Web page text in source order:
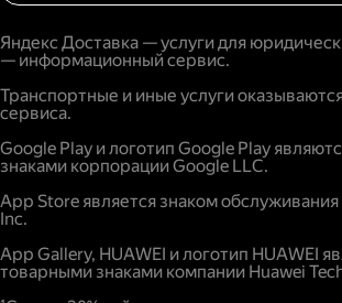
Яндекс Доставка — услуги для
— информационный сервис.
Транспортные и иные услуги
сервиса.
Google Play и логотип Google Play
знаками корпорации Google LLC.
App Store является знаком
Inc.
App Gallery, HUAWEI и логотип HUAWEI
товарными знаками компании Huawei